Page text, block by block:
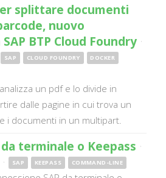
splittare documenti
nuovo
BTP Cloud Foundry ·
SAP CLOUD FOUNDRY
DOCKER
un pdf e lo divide in
dalle pagine in cui trova un
i documenti in un multipart.
terminale o Keepass ·
· SAP KEEPASS COMMAND-LINE